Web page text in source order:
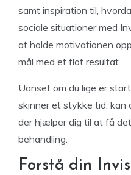
samt inspiration til,
sociale situationer med
at holde motivationen
mål med et flot resultat.
Uanset om du lige er
skinner et stykke tid, kan
der hjælper dig til at få
behandling.
Forstå din